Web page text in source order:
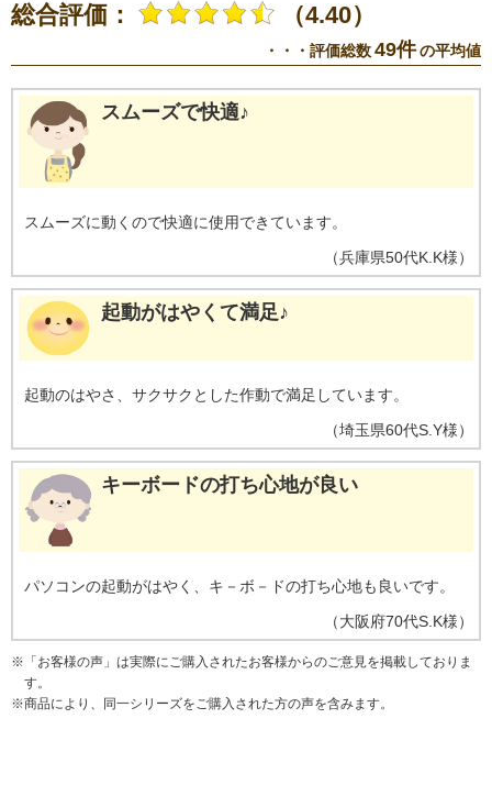
総合評価： （4.40）
・・・評価総数49件の平均値
スムーズで快適♪
スムーズに動くので快適に使用できています。
（兵庫県50代K.K様）
起動がはやくて満足♪
起動のはやさ、サクサクとした作動で満足しています。
（埼玉県60代S.Y様）
キーボードの打ち心地が良い
パソコンの起動がはやく、キ－ボ－ドの打ち心地も良いです。
（大阪府70代S.K様）
※ 「お客様の声」は実際にご購入されたお客様からのご意見を掲載しておりま
す。
※商品により、同一シリーズをご購入された方の声を含みます。